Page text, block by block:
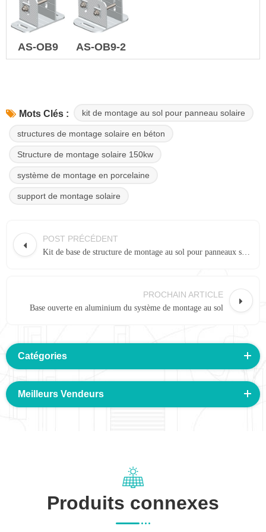
AS-OB9 AS-OB9-2
Mots Clés : kit de montage au sol pour panneau solaire
structures de montage solaire en béton
Structure de montage solaire 150kw
système de montage en porcelaine
support de montage solaire
POST PRÉCÉDENT
Kit de base de structure de montage au sol pour panneaux solaires
PROCHAIN ARTICLE
Base ouverte en aluminium du système de montage au sol
Catégories
Meilleurs Vendeurs
Produits connexes